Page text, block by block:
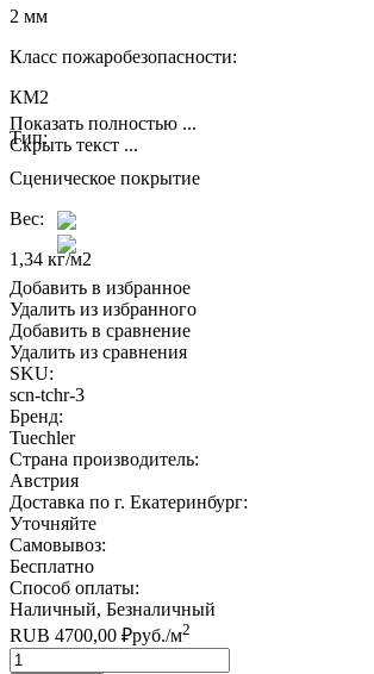
2 мм
Класс пожаробезопасности:
КМ2
Тип:
Сценическое покрытие
Вес:
1,34 кг/м2
Показать полностью ...
Скрыть текст ...
Добавить в избранное
Удалить из избранного
Добавить в сравнение
Удалить из сравнения
SKU:
scn-tchr-3
Бренд:
Tuechler
Страна производитель:
Австрия
Доставка по г. Екатеринбург:
Уточняйте
Самовывоз:
Бесплатно
Способ оплаты:
Наличный, Безналичный
RUB 4700,00 ₽руб./м2
Quantity